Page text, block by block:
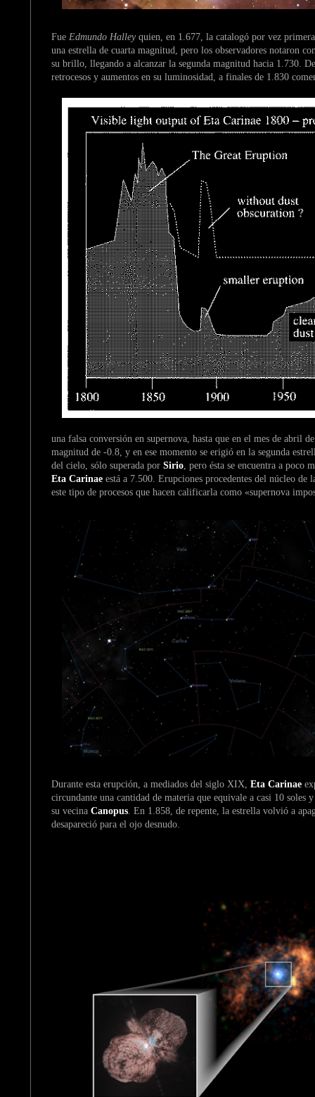
Fue Edmundo Halleyquien, en 1.677, la catalogó por vez
una estrella de cuarta magnitud, pero los observadores notaron
su brillo, llegando a alcanzar la segunda magnitud hacia 1.730.
retrocesos y aumentos en su luminosidad, a finales de 1.830
una falsa conversión en supernova, hasta que en el mes de abril
magnitud de -0.8, y en ese momento se erigió en la segunda
del cielo, sólo superada por Sirio , pero ésta se encuentra a poco
Eta Carinae está a 7.500. Erupciones procedentes del núcleo de
este tipo de procesos que hacen calificarla como «supernova
Durante esta erupción, a mediados del siglo XIX, Eta Carinae
circundante una cantidad de materia que equivale a casi 10 soles
su vecina Canopus . En 1.858, de repente, la estrella volvió a
desapareció para el ojo desnudo.